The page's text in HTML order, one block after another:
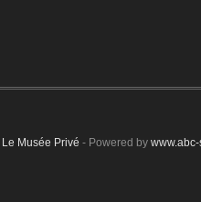
Le Musée Privé - Powered by